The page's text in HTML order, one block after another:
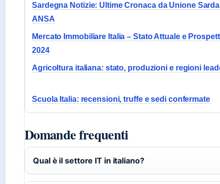
Sardegna Notizie: Ultime Cronaca da Unione
ANSA
Mercato Immobiliare Italia – Stato Attuale e
2024
Agricoltura italiana: stato, produzioni e regioni
Scuola Italia: recensioni, truffe e sedi confermate
Domande frequenti
Qual è il settore IT in italiano?